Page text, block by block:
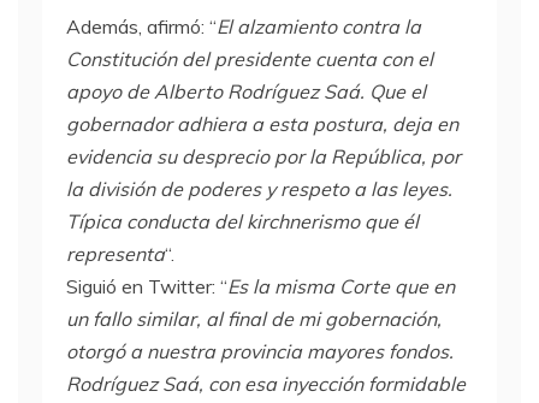
Además, afirmó: “El alzamiento contra la
Constitución del presidente cuenta con el
apoyo deAlberto Rodríguez Saá. Que el
gobernador adhiera a esta postura, deja en
evidencia su desprecio por la República, por
la división de poderes y respeto a las leyes.
Típica conducta del kirchnerismo que él
representa“.
Siguió en Twitter: “Es la misma Corte que en
un fallo similar, al final de mi gobernación,
otorgó a nuestra provincia mayores fondos.
Rodríguez Saá, con esa inyección formidable